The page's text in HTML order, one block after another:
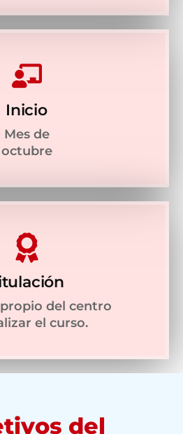
Inicio
Mes de
octubre
del centro
el curso.
del